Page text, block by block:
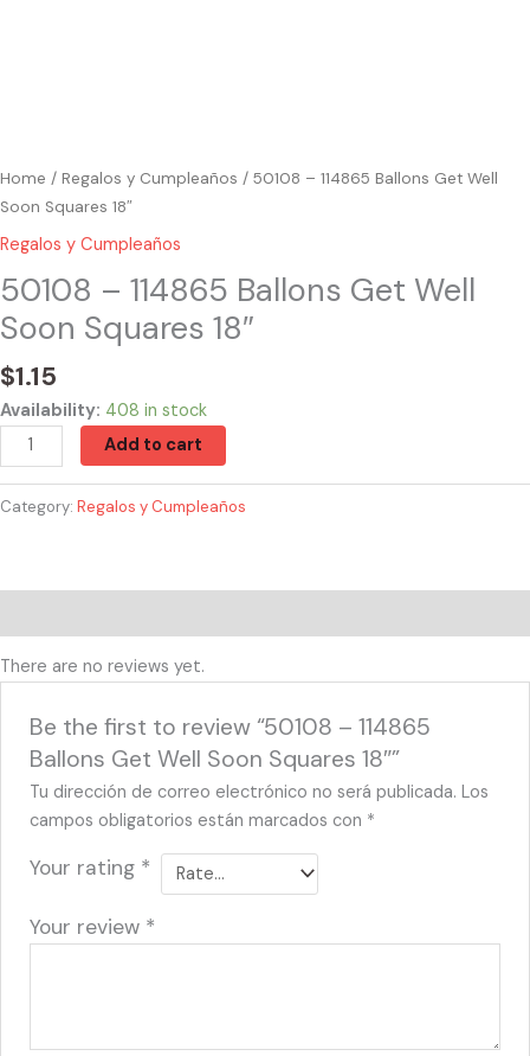
Home / Regalos y Cumpleaños / 50108 – 114865 Ballons Get Well
Soon Squares 18″
Regalos y Cumpleaños
50108 – 114865 Ballons Get Well
Soon Squares 18″
$1.15
Availability: 408 in stock
Add to cart
Category: Regalos y Cumpleaños
There are no reviews yet.
Be the first to review “50108 – 114865
Ballons Get Well Soon Squares 18″”
Tu dirección de correo electrónico no será publicada. Los
campos obligatorios están marcados con *
Your rating *
Your review *